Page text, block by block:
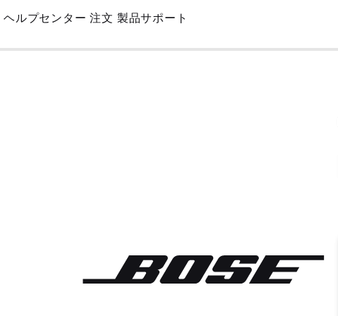
Skip
Main
ヘルプセンター 注文 製品サポート